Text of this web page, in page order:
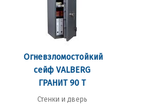
Огневзломостойкий
сейф VALBERG
ГРАНИТ 90 Т
Стенки и дверь